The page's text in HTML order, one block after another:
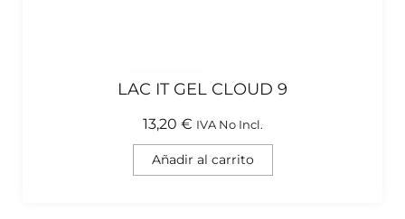
LAC IT GEL CLOUD 9
13,20 € IVA No Incl.
Añadir al carrito